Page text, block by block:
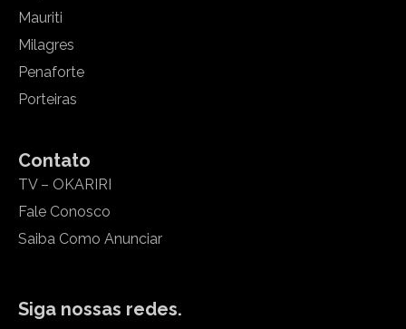
Mauriti
Milagres
Penaforte
Porteiras
Contato
TV – OKARIRI
Fale Conosco
Saiba Como Anunciar
Siga nossas redes.